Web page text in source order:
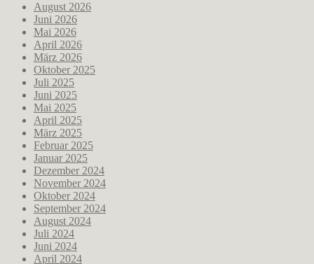
August 2026
Juni 2026
Mai 2026
April 2026
März 2026
Oktober 2025
Juli 2025
Juni 2025
Mai 2025
April 2025
März 2025
Februar 2025
Januar 2025
Dezember 2024
November 2024
Oktober 2024
September 2024
August 2024
Juli 2024
Juni 2024
April 2024